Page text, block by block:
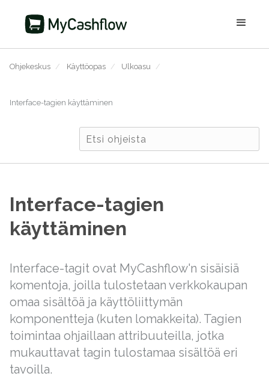
Ohjekeskus / Käyttöopas / Ulkoasu /
Interface-tagien käyttäminen
Interface-tagien
käyttäminen
Interface-tagit ovat MyCashflow'n sisäisiä
komentoja, joilla tulostetaan verkkokaupan
omaa sisältöä ja käyttöliittymän
komponentteja (kuten lomakkeita). Tagien
toimintaa ohjaillaan attribuuteilla, jotka
mukauttavat tagin tulostamaa sisältöä eri
tavoilla.